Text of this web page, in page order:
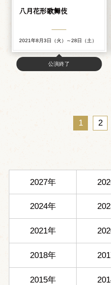
八月花形歌舞伎
2021年8月3日（火）～28日（土）
公演終了
1 2
2027年
2024年
2021年
2018年
2015年